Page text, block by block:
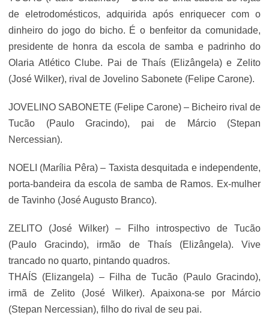
de eletrodomésticos, adquirida após enriquecer com o
dinheiro do jogo do bicho. É o benfeitor da comunidade,
presidente de honra da escola de samba e padrinho do
Olaria Atlético Clube. Pai de Thaís (Elizângela) e Zelito
(José Wilker), rival de Jovelino Sabonete (Felipe Carone).
JOVELINO SABONETE (Felipe Carone) – Bicheiro rival de
Tucão (Paulo Gracindo), pai de Márcio (Stepan
Nercessian).
NOELI (Marília Pêra) – Taxista desquitada e independente,
porta-bandeira da escola de samba de Ramos. Ex-mulher
de Tavinho (José Augusto Branco).
ZELITO (José Wilker) – Filho introspectivo de Tucão
(Paulo Gracindo), irmão de Thaís (Elizângela). Vive
trancado no quarto, pintando quadros.
THAÍS (Elizangela) – Filha de Tucão (Paulo Gracindo),
irmã de Zelito (José Wilker). Apaixona-se por Márcio
(Stepan Nercessian), filho do rival de seu pai.